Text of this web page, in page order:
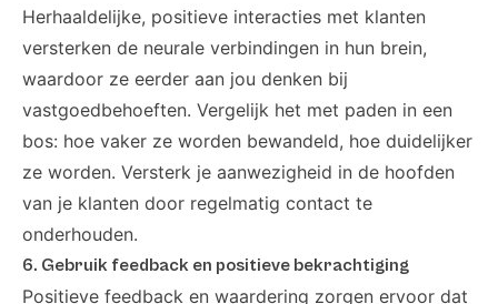
Herhaaldelijke, positieve interacties met klanten
versterken de neurale verbindingen in hun brein,
waardoor ze eerder aan jou denken bij
vastgoedbehoeften. Vergelijk het met paden in een
bos: hoe vaker ze worden bewandeld, hoe duidelijker
ze worden. Versterk je aanwezigheid in de hoofden
van je klanten door regelmatig contact te
onderhouden.
6. Gebruik feedback en positieve bekrachtiging
Positieve feedback en waardering zorgen ervoor dat